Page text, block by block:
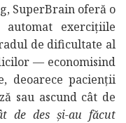
SuperBrain oferă o
automat exercițiile
de dificultate al
— economisind
deoarece pacienții
sau ascund cât de
de des și-au făcut